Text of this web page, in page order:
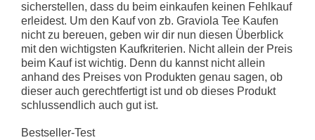
sicherstellen, dass du beim einkaufen keinen Fehlkauf
erleidest. Um den Kauf von zb. Graviola Tee Kaufen
nicht zu bereuen, geben wir dir nun diesen Überblick
mit den wichtigsten Kaufkriterien. Nicht allein der Preis
beim Kauf ist wichtig. Denn du kannst nicht allein
anhand des Preises von Produkten genau sagen, ob
dieser auch gerechtfertigt ist und ob dieses Produkt
schlussendlich auch gut ist.
Bestseller-Test